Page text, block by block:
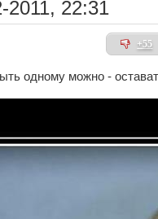
2011, 22:31
+55
одному можно -